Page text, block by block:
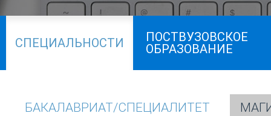
СПЕЦИАЛЬНОСТИ
ПОСТВУЗОВСКОЕ
ОБРАЗОВАНИЕ
БАКАЛАВРИАТ/СПЕЦИАЛИТЕТ